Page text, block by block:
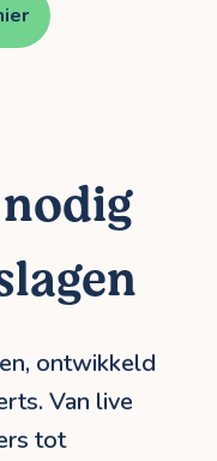
ontwikkeld
Van live
tot